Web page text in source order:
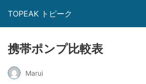
TOPEAK トピーク
携帯ポンプ比較表
Marui